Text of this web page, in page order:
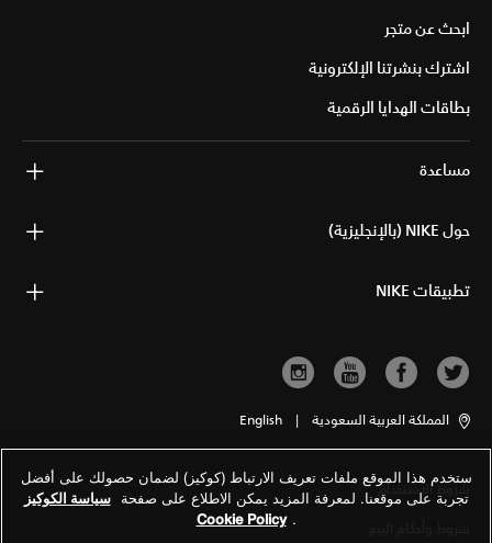
ابحث عن متجر
اشترك بنشرتنا الإلكترونية
بطاقات الهدايا الرقمية
مساعدة
حول NIKE (بالإنجليزية)
تطبيقات NIKE
المملكة العربية السعودية |
English
شروط الاستخدام
ستخدم هذا الموقع ملفات تعريف الارتباط (كوكيز) لضمان حصولك على أفضل
تجربة على موقعنا. لمعرفة المزيد يمكن الاطلاع على صفحة سياسة الكوكيز
.
Cookie Policy